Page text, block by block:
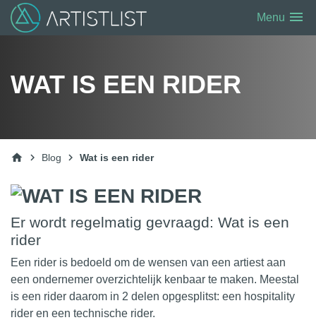
Menu menu
WAT IS EEN RIDER
home chevron_right Blog chevron_right Wat is een rider
Er wordt regelmatig gevraagd: Wat is een
rider
Een rider is bedoeld om de wensen van een artiest aan
een ondernemer overzichtelijk kenbaar te maken. Meestal
is een rider daarom in 2 delen opgesplitst: een hospitality
rider en een technische rider.